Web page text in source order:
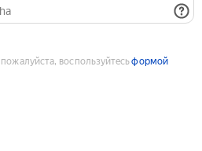
воспользуйтесьформой